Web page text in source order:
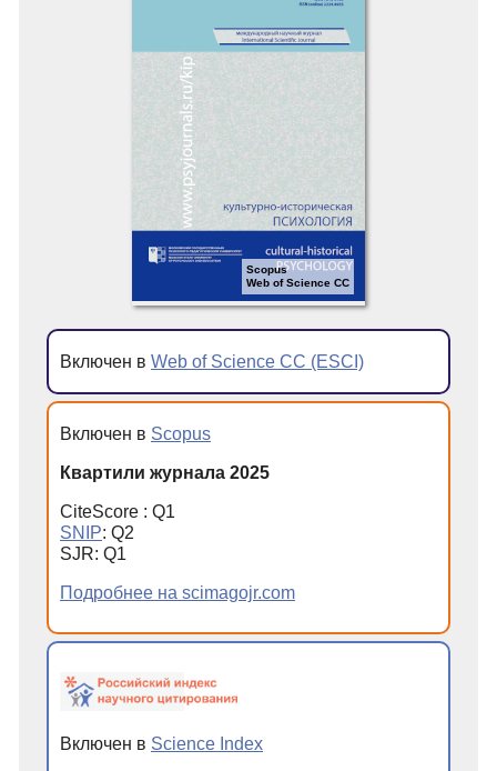
Scopus
Web of Science CC
Включен в Web of Science CC (ESCI)
Включен в Scopus
Квартили журнала 2025
CiteScore : Q1
SNIP: Q2
SJR: Q1
Подробнее на scimagojr.com
Включен в Science Index